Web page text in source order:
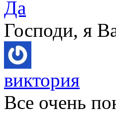
Да
Господи, я
виктория
Все очень